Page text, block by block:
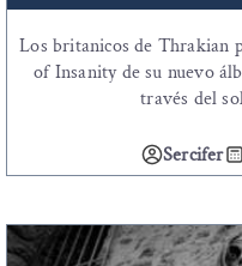
Los britanicos de Thrakian
of Insanity de su nuevo
través del
Sercifer